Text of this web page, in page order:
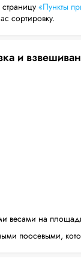
«Пункты
сортировку.
и
весами на
поосевыми,